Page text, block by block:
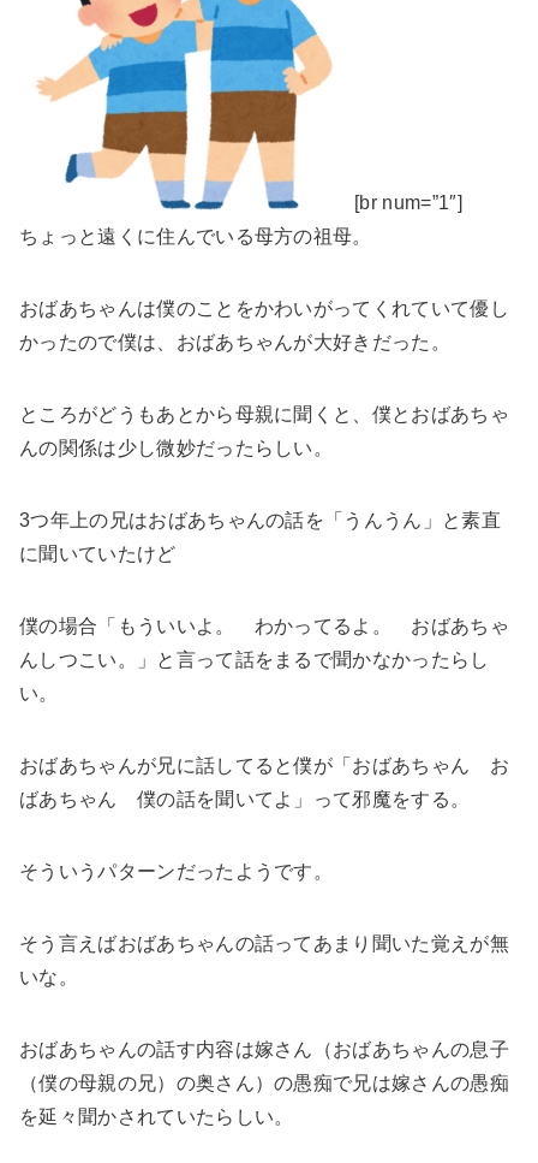
[br num=”1″]
ちょっと遠くに住んでいる母方の祖母。
おばあちゃんは僕のことをかわいがってくれていて優し
かったので僕は、おばあちゃんが大好きだった。
ところがどうもあとから母親に聞くと、僕とおばあちゃ
んの関係は少し微妙だったらしい。
3つ年上の兄はおばあちゃんの話を「うんうん」と素直
に聞いていたけど
僕の場合「もういいよ。 わかってるよ。 おばあちゃ
んしつこい。」と言って話をまるで聞かなかったらし
い。
おばあちゃんが兄に話してると僕が「おばあちゃん お
ばあちゃん 僕の話を聞いてよ」って邪魔をする。
そういうパターンだったようです。
そう言えばおばあちゃんの話ってあまり聞いた覚えが無
いな。
おばあちゃんの話す内容は嫁さん（おばあちゃんの息子
（僕の母親の兄）の奥さん）の愚痴で兄は嫁さんの愚痴
を延々聞かされていたらしい。